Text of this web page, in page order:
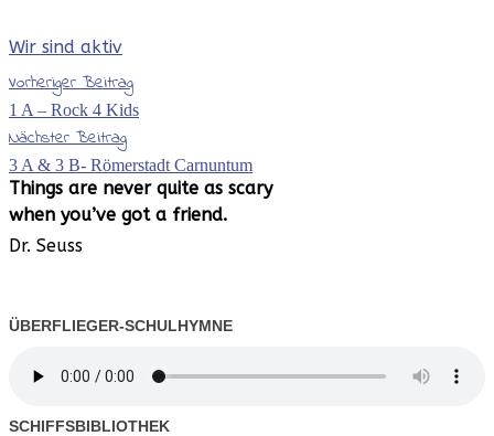
Wir sind aktiv
Vorheriger Beitrag
1 A – Rock 4 Kids
Nächster Beitrag
3 A & 3 B- Römerstadt Carnuntum
Things are never quite as scary
when you’ve got a friend.
Dr. Seuss
ÜBERFLIEGER-SCHULHYMNE
SCHIFFSBIBLIOTHEK